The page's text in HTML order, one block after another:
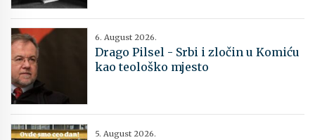
6. August 2026.
Drago Pilsel - Srbi i zločin u Komiću
kao teološko mjesto
5. August 2026.